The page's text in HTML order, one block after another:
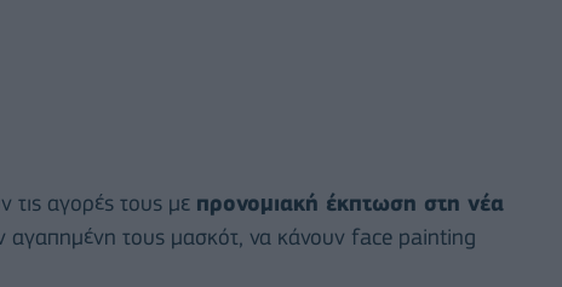
τις αγορές τους με προνομιακή έκπτωση στη νέα
αγαπημένη τους μασκότ, να κάνουν face painting